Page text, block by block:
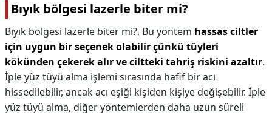
Bıyık bölgesi lazerle biter mi?
Bıyık bölgesi lazerle biter mi?, Bu yöntem hassas ciltler
için uygun bir seçenek olabilir çünkü tüyleri
kökünden çekerek alır ve ciltteki tahriş riskini azaltır.
İple yüz tüyü alma işlemi sırasında hafif bir acı
hissedilebilir, ancak acı eşiği kişiden kişiye değişebilir. İple
yüz tüyü alma, diğer yöntemlerden daha uzun süreli